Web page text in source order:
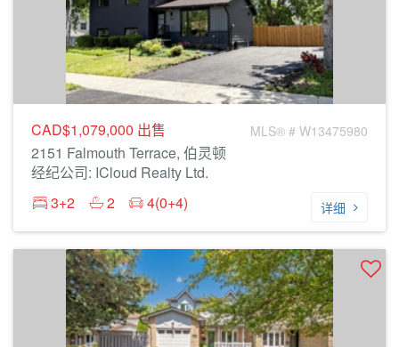
CAD$1,079,000 出售 MLS® # W13475980
2151 Falmouth Terrace, 伯灵顿
经纪公司: ICloud Realty Ltd.
3+2
2 4(0+4) 详细